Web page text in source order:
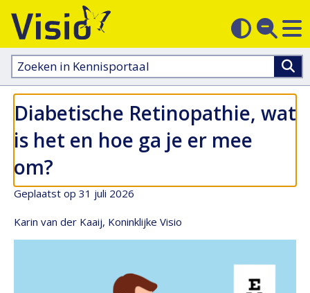
Contrast
Zoeken
in
kennisportaal:
Diabetische Retinopathie, wat
is het en hoe ga je er mee
om?
Geplaatst op 31 juli 2026
Karin van der Kaaij, Koninklijke Visio